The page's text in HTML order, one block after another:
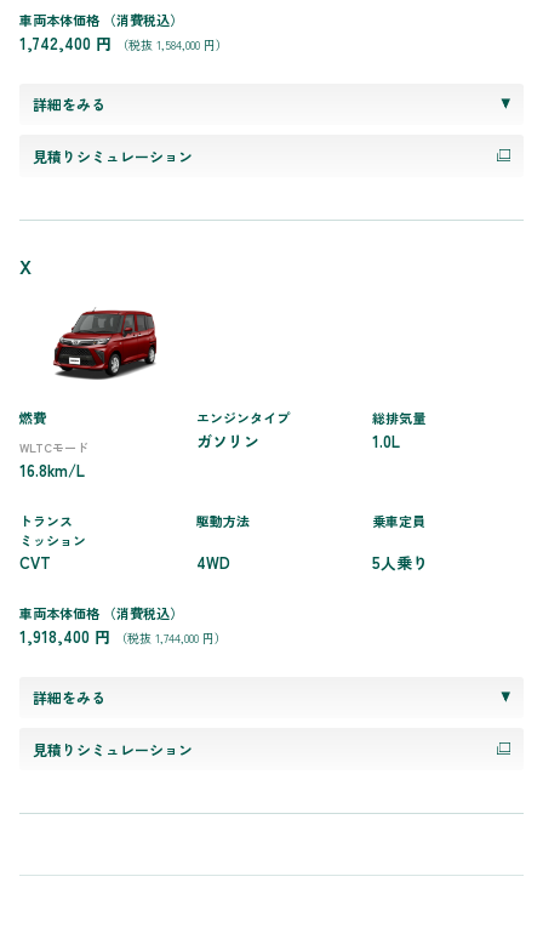
車両本体価格 （消費税込）
1,742,400 円 （税抜 1,584,000 円）
詳細をみる
見積りシミュレーション
X
燃費
WLTCモード
16.8km/L
エンジンタイプ
ガソリン
総排気量
1.0L
トランス
ミッション
CVT
駆動方法
4WD
乗車定員
5人乗り
車両本体価格 （消費税込）
1,918,400 円 （税抜 1,744,000 円）
詳細をみる
見積りシミュレーション